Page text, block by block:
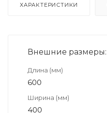
ХАРАКТЕРИСТИКИ
Внешние размеры:
Длина (мм)
600
Ширина (мм)
400